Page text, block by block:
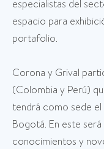
especialistas del
espacio para
portafolio.
Corona y Grival
(Colombia y Perú)
tendrá como sede
Bogotá. En este
conocimientos y